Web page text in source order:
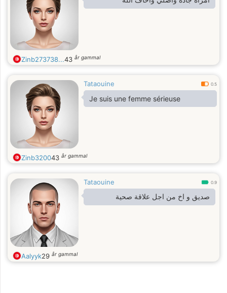
Zinb273738...43 år gammal
Tataouine 0.5
Je suis une femme sérieuse
Zinb320043 år gammal
Tataouine 0.9
صديق و اخ من اجل علاقة صحية
Aalyyk29 år gammal